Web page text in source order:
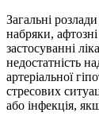
Загальні
набряки,
застосуванні
недостатність
артеріальної
стресових
або інфекція,